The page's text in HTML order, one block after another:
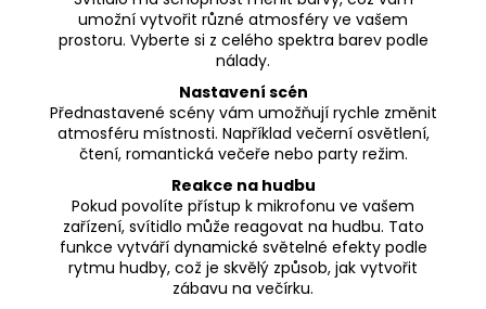
umožní vytvořit různé atmosféry ve vašem
prostoru. Vyberte si z celého spektra barev podle
nálady.
Nastavení scén
Přednastavené scény vám umožňují rychle změnit
atmosféru místnosti. Například večerní osvětlení,
čtení, romantická večeře nebo party režim.
Reakce na hudbu
Pokud povolíte přístup k mikrofonu ve vašem
zařízení, svítidlo může reagovat na hudbu. Tato
funkce vytváří dynamické světelné efekty podle
rytmu hudby, což je skvělý způsob, jak vytvořit
zábavu na večírku.